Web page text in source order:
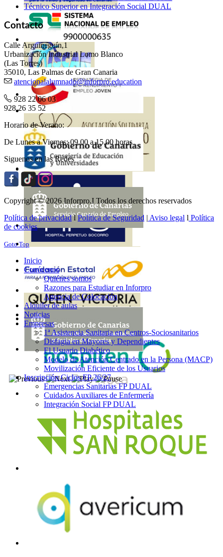
Técnico Superior en Integración Social DUAL
Contacto
Calle Arguineguín,1
Urbanización Industrial Lomo Blanco
(Las Torres)
35010, Las Palmas de Gran Canaria
atencionalalumnado@inforpro.education
928 22 06 03
928 26 35 52
Horario de Verano:
De Lunes a Viernes: 09.00 a 15.00 horas
Siguenos en las Redes
Copyright © 2026 Inforpro.I Todos los derechos reservados
Política de privacidadlPolítica de Seguridad | Aviso legal l Política
de cookies
Goto Top
Inicio
Conócenos
Quiénes somos
Razones para Estudiar en Inforpro
Agencia de Colocación
Alquiler de aulas
Noticias
Empresas
1ª Asistencia Sanitaria en Centros-Sociosanitarios
Disfagia en Mayores y Dependientes
El Usuario Diabético
Modelo de Atención Centrado en la Persona (MACP)
Movilización Eficiente de los Usuarios
Inscripción Ciclos FP 26/27
Emergencias Sanitarias FP DUAL
Cuidados Auxiliares de Enfermería
Integración Social FP DUAL